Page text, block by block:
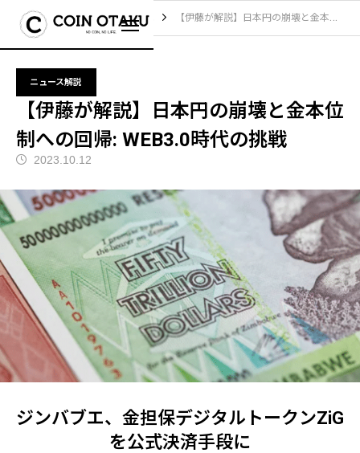
ブログ ニュース解説 【伊藤が解説】日本円の崩壊と金本位制への回帰: WEB3.0時代の挑戦
ニュース解説
【伊藤が解説】日本円の崩壊と金本位
制への回帰: WEB3.0時代の挑戦
2023.10.12
ジンバブエ、金担保デジタルトークンZiG
を公式決済手段に